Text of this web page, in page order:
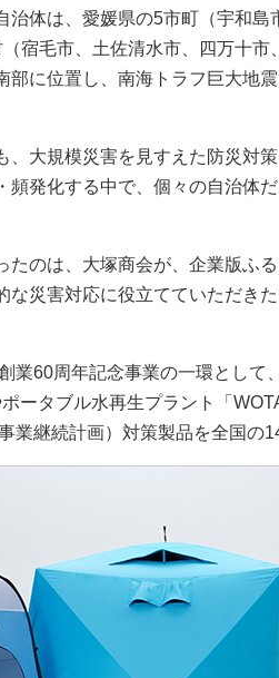
治体は、愛媛県の5市町（宇和
宿毛市、土佐清水市、四万十市
部に位置し、南海トラフ巨大地
、大規模災害を見すえた防災対
頻発化する中で、個々の自治体
たのは、大塚商会が、企業版ふ
な災害対応に役立てていただき
業60周年記念事業の一環として
ポータブル水再生プラント「
業継続計画）対策製品を全国の